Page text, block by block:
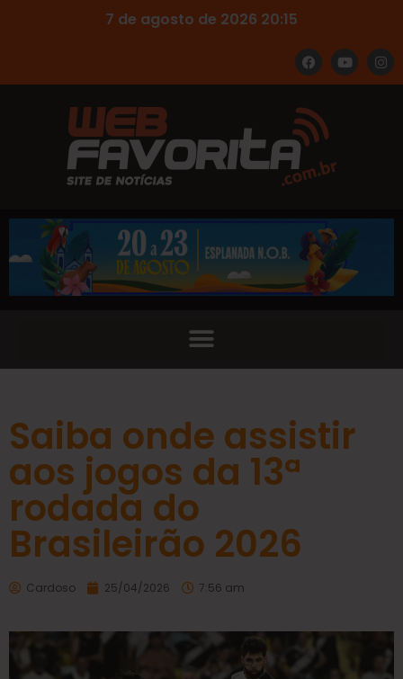
7 de agosto de 2026 20:15
Saiba onde assistir
aos jogos da 13ª
rodada do
Brasileirão 2026
Cardoso 25/04/2026 7:56 am